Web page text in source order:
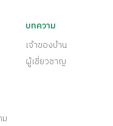
บทความ
เจ้าของบ้าน
ผู้เชี่ยวชาญ